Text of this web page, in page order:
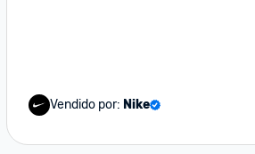
Vendido por: Nike